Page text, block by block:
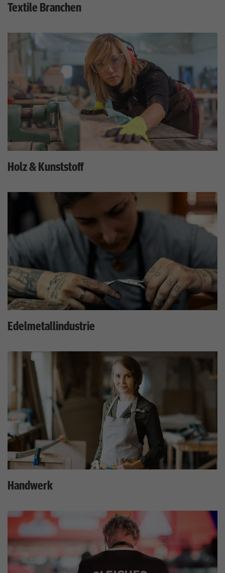
Textile Branchen
Holz & Kunststoff
Edelmetallindustrie
Handwerk